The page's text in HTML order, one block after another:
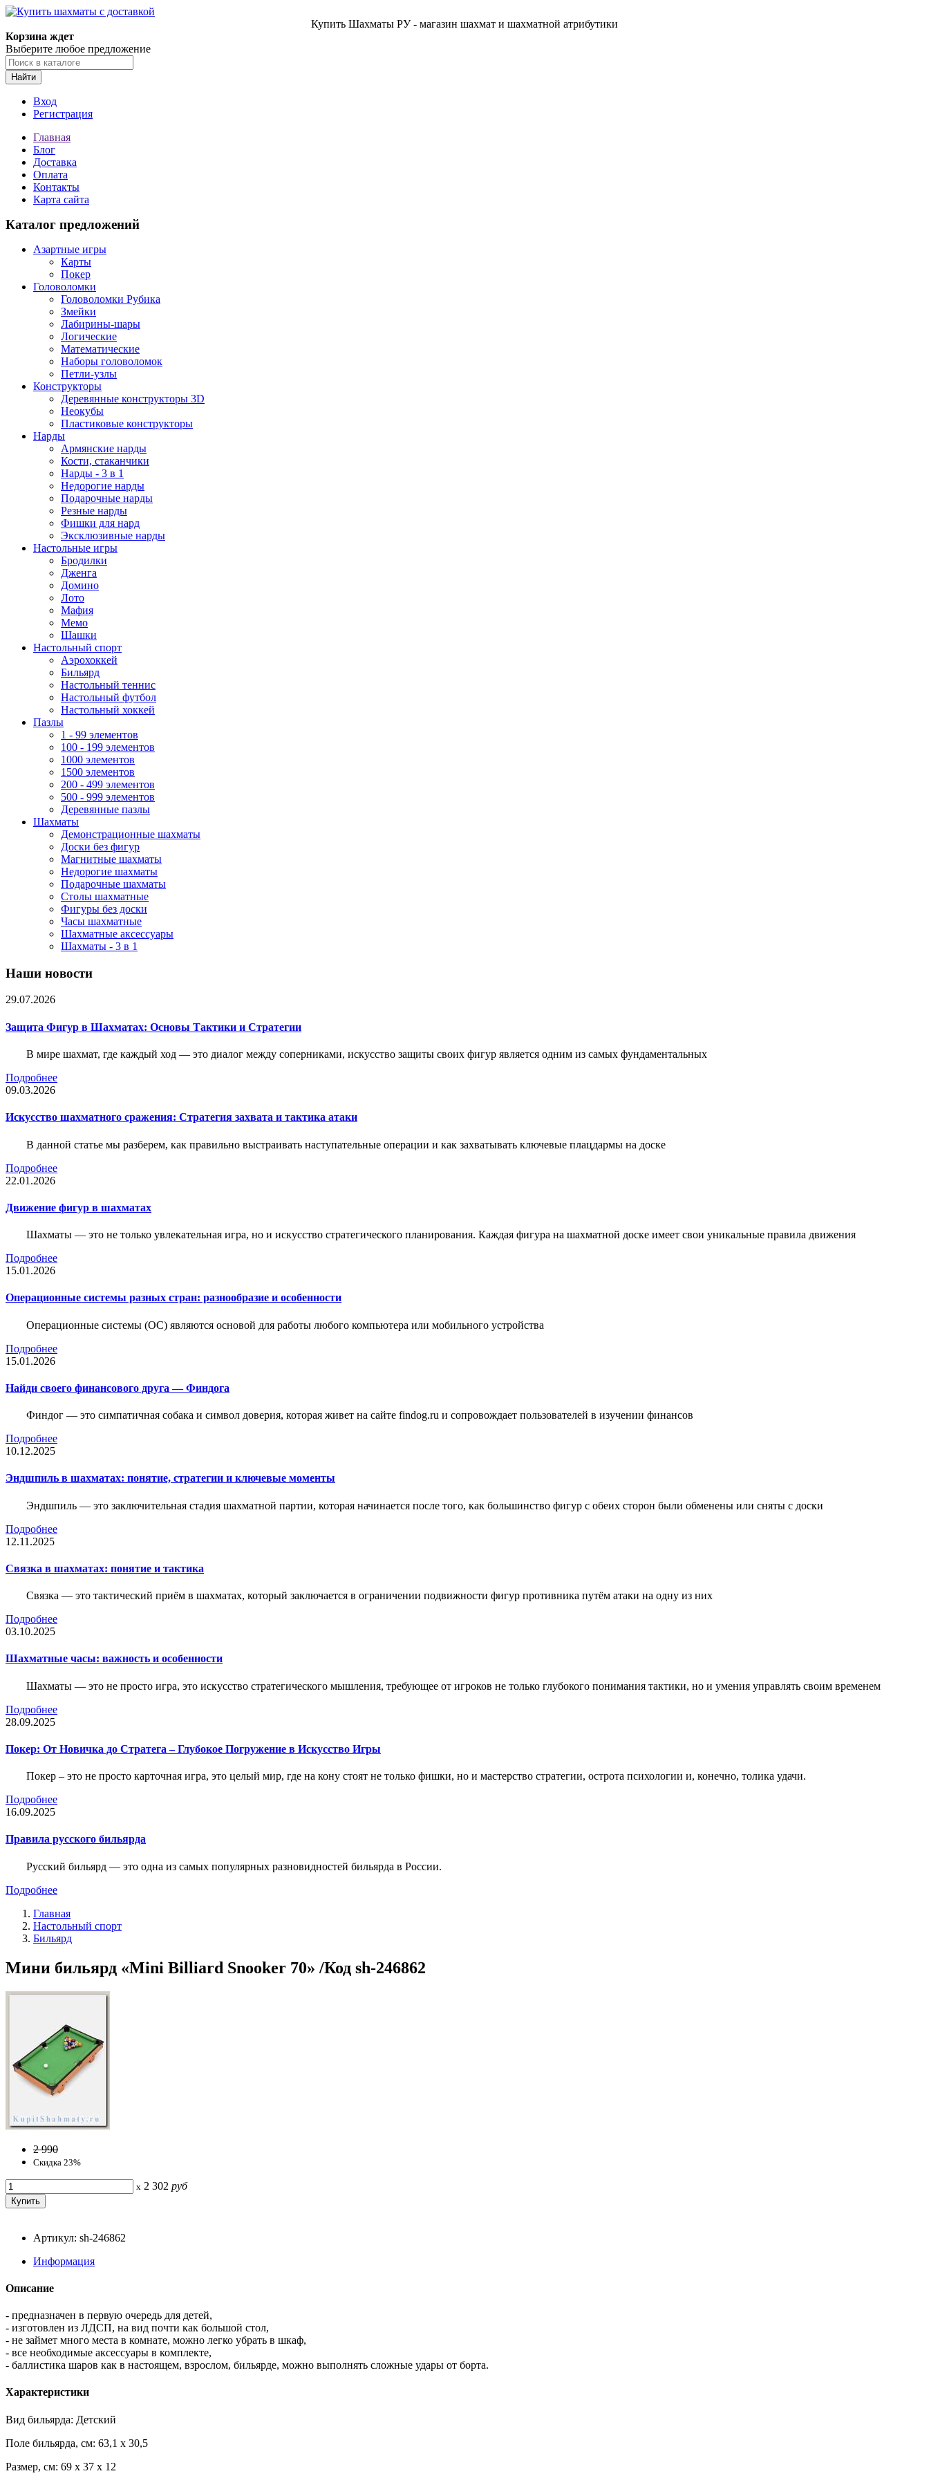
Купить Шахматы РУ - магазин шахмат и шахматной атрибутики
Корзина ждет
Выберите любое предложение
Найти
Вход
Регистрация
Главная
Блог
Доставка
Оплата
Контакты
Карта сайта
Каталог предложений
Азартные игры
Карты
Покер
Головоломки
Головоломки Рубика
Змейки
Лабирины-шары
Логические
Математические
Наборы головоломок
Петли-узлы
Конструкторы
Деревянные конструкторы 3D
Неокубы
Пластиковые конструкторы
Нарды
Армянские нарды
Кости, стаканчики
Нарды - 3 в 1
Недорогие нарды
Подарочные нарды
Резные нарды
Фишки для нард
Эксклюзивные нарды
Настольные игры
Бродилки
Дженга
Домино
Лото
Мафия
Мемо
Шашки
Настольный спорт
Аэрохоккей
Бильярд
Настольный теннис
Настольный футбол
Настольный хоккей
Пазлы
1 - 99 элементов
100 - 199 элементов
1000 элементов
1500 элементов
200 - 499 элементов
500 - 999 элементов
Деревянные пазлы
Шахматы
Демонстрационные шахматы
Доски без фигур
Магнитные шахматы
Недорогие шахматы
Подарочные шахматы
Столы шахматные
Фигуры без доски
Часы шахматные
Шахматные аксессуары
Шахматы - 3 в 1
Наши новости
29.07.2026
Защита Фигур в Шахматах: Основы Тактики и Стратегии
В мире шахмат, где каждый ход — это диалог между соперниками, искусство защиты своих фигур является одним из самых фундаментальных
Подробнее
09.03.2026
Искусство шахматного сражения: Стратегия захвата и тактика атаки
В данной статье мы разберем, как правильно выстраивать наступательные операции и как захватывать ключевые плацдармы на доске
Подробнее
22.01.2026
Движение фигур в шахматах
Шахматы — это не только увлекательная игра, но и искусство стратегического планирования. Каждая фигура на шахматной доске имеет свои уникальные правила движения
Подробнее
15.01.2026
Операционные системы разных стран: разнообразие и особенности
Операционные системы (ОС) являются основой для работы любого компьютера или мобильного устройства
Подробнее
15.01.2026
Найди своего финансового друга — Финдога
Финдог — это симпатичная собака и символ доверия, которая живет на сайте findog.ru и сопровождает пользователей в изучении финансов
Подробнее
10.12.2025
Эндшпиль в шахматах: понятие, стратегии и ключевые моменты
Эндшпиль — это заключительная стадия шахматной партии, которая начинается после того, как большинство фигур с обеих сторон были обменены или сняты с доски
Подробнее
12.11.2025
Связка в шахматах: понятие и тактика
Связка — это тактический приём в шахматах, который заключается в ограничении подвижности фигур противника путём атаки на одну из них
Подробнее
03.10.2025
Шахматные часы: важность и особенности
Шахматы — это не просто игра, это искусство стратегического мышления, требующее от игроков не только глубокого понимания тактики, но и умения управлять своим временем
Подробнее
28.09.2025
Покер: От Новичка до Стратега – Глубокое Погружение в Искусство Игры
Покер – это не просто карточная игра, это целый мир, где на кону стоят не только фишки, но и мастерство стратегии, острота психологии и, конечно, толика удачи.
Подробнее
16.09.2025
Правила русского бильярда
Русский бильярд — это одна из самых популярных разновидностей бильярда в России.
Подробнее
Главная
Настольный спорт
Бильярд
Мини бильярд «Mini Billiard Snooker 70» /Код sh-246862
2 990
Скидка 23%
x 2 302 руб
Артикул: sh-246862
Информация
Описание
- предназначен в первую очередь для детей,
- изготовлен из ЛДСП, на вид почти как большой стол,
- не займет много места в комнате, можно легко убрать в шкаф,
- все необходимые аксессуары в комплекте,
- баллистика шаров как в настоящем, взрослом, бильярде, можно выполнять сложные удары от борта.
Характеристики
Вид бильярда: Детский
Поле бильярда, см: 63,1 x 30,5
Размер, см: 69 x 37 x 12